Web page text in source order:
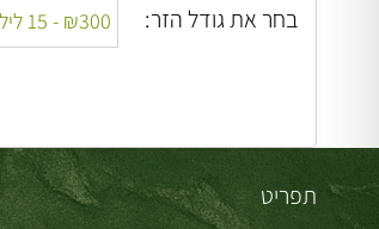
בחר את גודל הזר:
תפריט